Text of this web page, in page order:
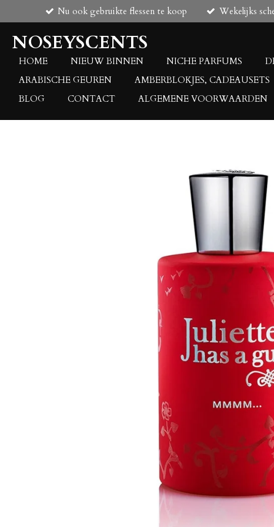
direct
naar
de
hoofdinhoud
Nu ook gebruikte flessen te koop Wekelijks
NOSEYSCENTS
HOME NIEUW BINNEN NICHE PARFUMS
ARABISCHE GEUREN
AMBERBLOKJES, CADEAUSETS
BLOG
CONTACT ALGEMENE VOORWAARDEN